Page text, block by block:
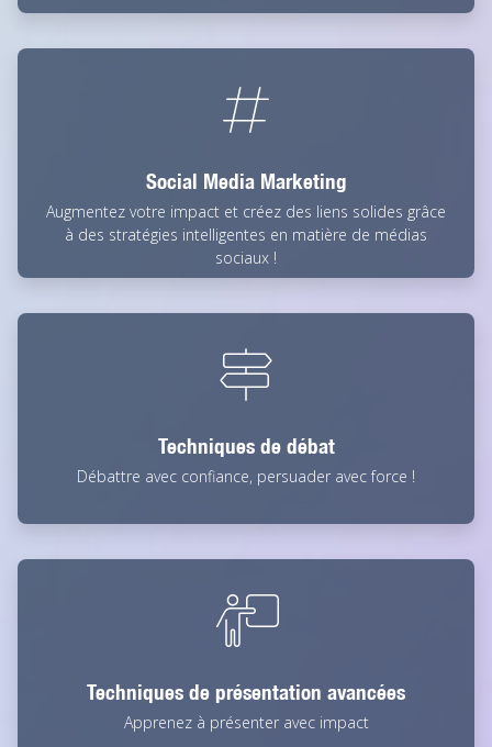
Social Media Marketing
Augmentez votre impact et créez des liens solides grâce
à des stratégies intelligentes en matière de médias
sociaux !
Techniques de débat
Débattre avec confiance, persuader avec force !
Techniques de présentation avancées
Apprenez à présenter avec impact